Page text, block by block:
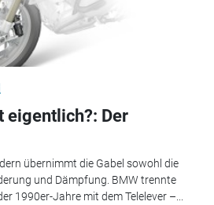
eigentlich?: Der
übernimmt die Gabel sowohl die
und Dämpfung. BMW trennte
1990er-Jahre mit dem Telelever –...